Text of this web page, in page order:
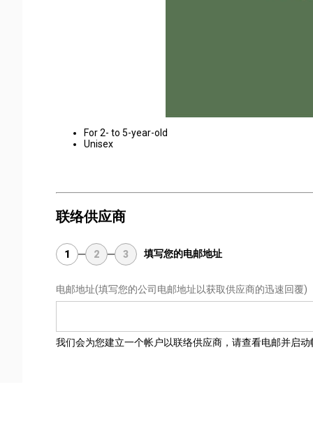
For 2- to 5-year-old
Unisex
联络供应商
1 2 3 填写您的电邮地址
电邮地址(填写您的公司电邮地址以获取供应商的迅速回覆)
我们会为您建立一个帐户以联络供应商，请查看电邮并启动